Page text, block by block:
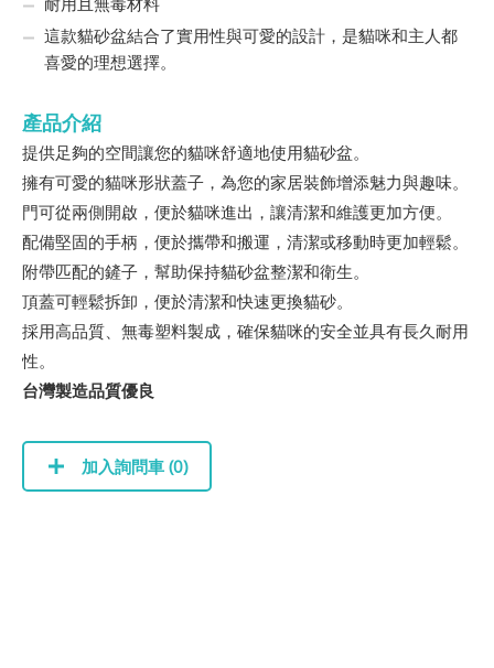
這款貓砂盆結合了實用性與可愛的設計，是貓咪和主人都
喜愛的理想選擇。
產品介紹
提供足夠的空間讓您的貓咪舒適地使用貓砂盆。
擁有可愛的貓咪形狀蓋子，為您的家居裝飾增添魅力與趣味。
門可從兩側開啟，便於貓咪進出，讓清潔和維護更加方便。
配備堅固的手柄，便於攜帶和搬運，清潔或移動時更加輕鬆。
附帶匹配的鏟子，幫助保持貓砂盆整潔和衛生。
頂蓋可輕鬆拆卸，便於清潔和快速更換貓砂。
採用高品質、無毒塑料製成，確保貓咪的安全並具有長久耐用
性。
台灣製造品質優良
加入詢問車 (0)